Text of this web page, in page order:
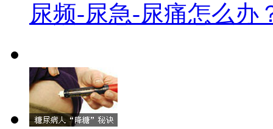
尿频-尿急-尿痛怎么办